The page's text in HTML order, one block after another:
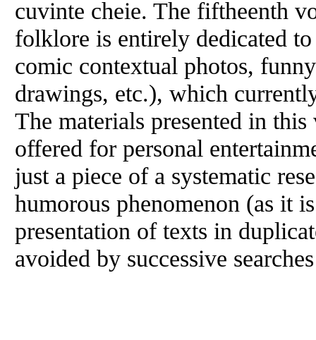
cuvinte cheie. The fiftheenth
folklore is entirely dedicated
comic contextual photos,
drawings, etc.), which
The materials presented in
offered for personal
just a piece of a systematic
humorous phenomenon (as it
presentation of texts in
avoided by successive